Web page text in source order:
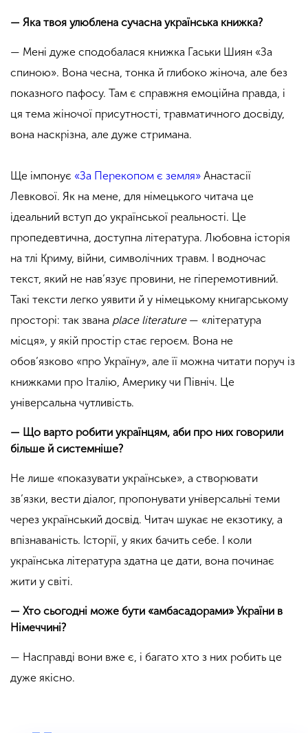
— Яка твоя улюблена сучасна українська книжка?
— Мені дуже сподобалася книжка Гаськи Шиян «За
спиною». Вона чесна, тонка й глибоко жіноча, але без
показного пафосу. Там є справжня емоційна правда, і
ця тема жіночої присутності, травматичного досвіду,
вона наскрізна, але дуже стримана.
Ще імпонує «За Перекопом є земля» Анастасії
Левкової. Як на мене, для німецького читача це
ідеальний вступ до української реальності. Це
пропедевтична, доступна література. Любовна історія
на тлі Криму, війни, символічних травм. І водночас
текст, який не нав’язує провини, не гіперемотивний.
Такі тексти легко уявити й у німецькому книгарському
просторі: так звана place literature— «література
місця», у якій простір стає героєм. Вона не
обов’язково «про Україну», але її можна читати поруч із
книжками про Італію, Америку чи Північ. Це
універсальна чутливість.
— Що варто робити українцям, аби про них говорили
більше й системніше?
Не лише «показувати українське», а створювати
зв’язки, вести діалог, пропонувати універсальні теми
через український досвід. Читач шукає не екзотику, а
впізнаваність. Історії, у яких бачить себе. І коли
українська література здатна це дати, вона починає
жити у світі.
— Хто сьогодні може бути «амбасадорами» України в
Німеччині?
— Насправді вони вже є, і багато хто з них робить це
дуже якісно.